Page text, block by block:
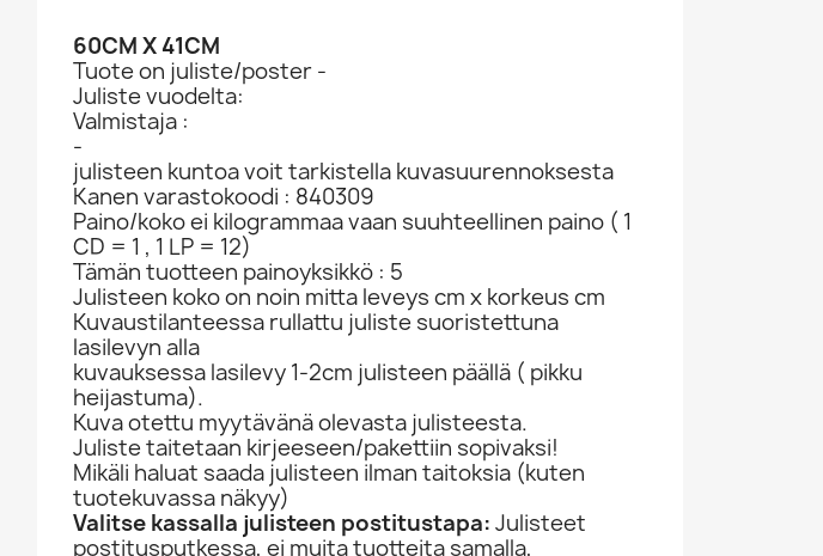
Apocalyptica CD Apocalyptica Kansi EX...
CD SKU 380555
4,98 €
Apocalyptica Juliste Promojuliste 50cm X...
juliste SKU 842691
9,98 €
60CM X 41CM
Tuote on juliste/poster -
Juliste vuodelta:
Valmistaja :
-
julisteen kuntoa voit tarkistella kuvasuurennoksesta
Kanen varastokoodi : 840309
Paino/koko ei kilogrammaa vaan suuhteellinen paino ( 1
CD = 1 , 1 LP = 12)
Tämän tuotteen painoyksikkö : 5
Julisteen koko on noin mitta leveys cm x korkeus cm
Kuvaustilanteessa rullattu juliste suoristettuna
lasilevyn alla
kuvauksessa lasilevy 1-2cm julisteen päällä ( pikku
heijastuma).
Kuva otettu myytävänä olevasta julisteesta.
Juliste taitetaan kirjeeseen/pakettiin sopivaksi!
Mikäli haluat saada julisteen ilman taitoksia (kuten
tuotekuvassa näkyy)
Valitse kassalla julisteen postitustapa: Julisteet
postitusputkessa, ei muita tuotteita samalla,